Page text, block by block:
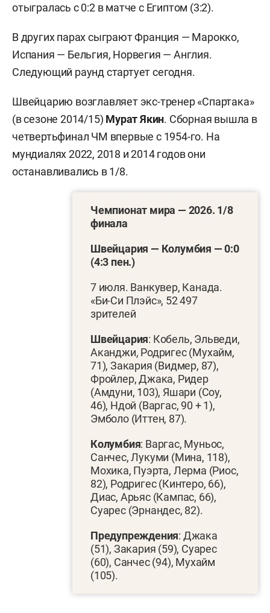
отыгралась с 0:2 в матче с Египтом (3:2).
В других парах сыграют Франция — Марокко,
Испания — Бельгия, Норвегия — Англия.
Следующий раунд стартует сегодня.
Швейцарию возглавляет экс-тренер «Спартака»
(в сезоне 2014/15) Мурат Якин. Сборная вышла в
четвертьфинал ЧМ впервые с 1954-го. На
мундиалях 2022, 2018 и 2014 годов они
останавливались в 1/8.
Чемпионат мира — 2026. 1/8
финала
Швейцария — Колумбия — 0:0
(4:3 пен.)
7 июля. Ванкувер, Канада.
«Би-Си Плэйс», 52 497
зрителей
Швейцария: Кобель, Эльведи,
Аканджи, Родригес (Мухайм,
71), Закария (Видмер, 87),
Фройлер, Джака, Ридер
(Амдуни, 103), Яшари (Соу,
46), Ндой (Варгас, 90 + 1),
Эмболо (Иттен, 87).
Колумбия: Варгас, Муньос,
Санчес, Лукуми (Мина, 118),
Мохика, Пуэрта, Лерма (Риос,
82), Родригес (Кинтеро, 66),
Диас, Арьяс (Кампас, 66),
Суарес (Эрнандес, 82).
Предупреждения: Джака
(51), Закария (59), Суарес
(60), Санчес (94), Мухайм
(105).